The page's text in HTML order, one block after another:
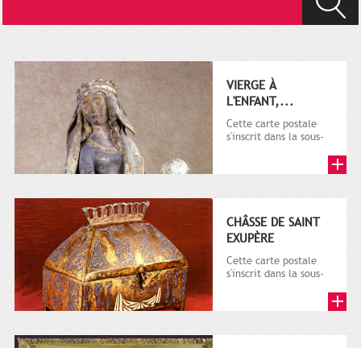
VIERGE À
L'ENFANT,...
Cette carte postale
s'inscrit dans la sous-
plusieurs milliers de...
CHÂSSE DE SAINT
EXUPÈRE
Cette carte postale
s'inscrit dans la sous-
plusieurs milliers de...